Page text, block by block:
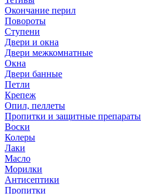
Окончание перил
Повороты
Ступени
Двери и окна
Двери межкомнатные
Окна
Двери банные
Петли
Крепеж
Опил, пеллеты
Пропитки и защитные препараты
Воски
Колеры
Лаки
Масло
Морилки
Антисептики
Пропитки